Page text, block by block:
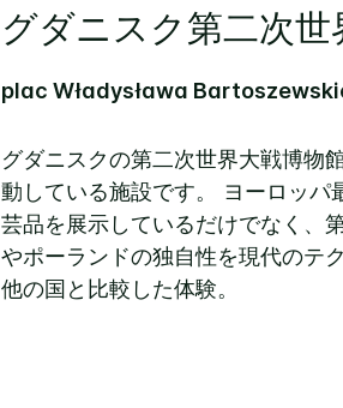
グダニスク第二次世
plac Władysława
グダニスクの第二次世界大戦博物
動している施設です。 ヨーロッパ
芸品を展示しているだけでなく、
やポーランドの独自性を現代のテ
他の国と比較した体験。